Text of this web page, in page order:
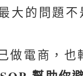
大的問題
做電商，